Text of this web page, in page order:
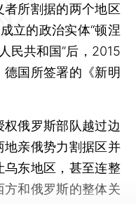
所割据的两个地区
立的政治实体“顿涅
民共和国”后，2015
国所签署的《新明
俄罗斯部队越过边
亲俄势力割据区并
东地区，甚至连整
和俄罗斯的整体关